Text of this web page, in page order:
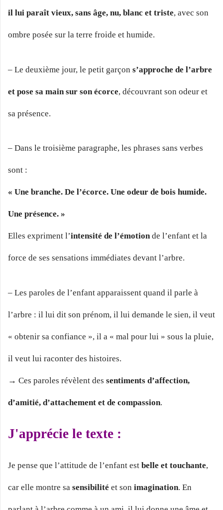
il lui paraît vieux, sans âge, nu, blanc et triste, avec son
ombre posée sur la terre froide et humide.
– Le deuxième jour, le petit garçon s’approche de l’arbre
et pose sa main sur son écorce, découvrant son odeur et
sa présence.
– Dans le troisième paragraphe, les phrases sans verbes
sont :
« Une branche. De l’écorce. Une odeur de bois humide.
Une présence. »
Elles expriment l’intensité de l’émotionde l’enfant et la
force de ses sensations immédiates devant l’arbre.
– Les paroles de l’enfant apparaissent quand il parle à
l’arbre : il lui dit son prénom, il lui demande le sien, il veut
« obtenir sa confiance », il a « mal pour lui » sous la pluie,
il veut lui raconter des histoires.
→ Ces paroles révèlent des sentiments d’affection,
d’amitié, d’attachement et de compassion.
J'apprécie le texte :
Je pense que l’attitude de l’enfant est belle et touchante,
car elle montre sa sensibilité et son imagination. En